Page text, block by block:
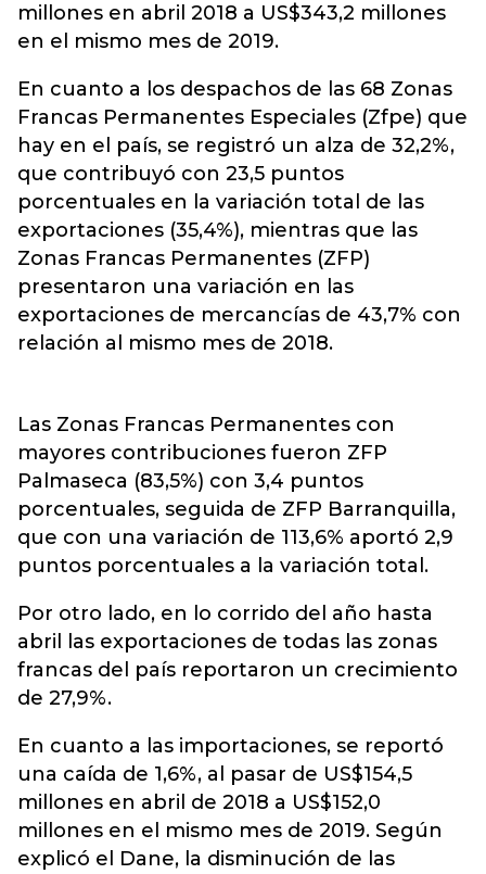
millones en abril 2018 a US$343,2 millones
en el mismo mes de 2019.
En cuanto a los despachos de las 68 Zonas
Francas Permanentes Especiales (Zfpe) que
hay en el país, se registró un alza de 32,2%,
que contribuyó con 23,5 puntos
porcentuales en la variación total de las
exportaciones (35,4%), mientras que las
Zonas Francas Permanentes (ZFP)
presentaron una variación en las
exportaciones de mercancías de 43,7% con
relación al mismo mes de 2018.
Las Zonas Francas Permanentes con
mayores contribuciones fueron ZFP
Palmaseca (83,5%) con 3,4 puntos
porcentuales, seguida de ZFP Barranquilla,
que con una variación de 113,6% aportó 2,9
puntos porcentuales a la variación total.
Por otro lado, en lo corrido del año hasta
abril las exportaciones de todas las zonas
francas del país reportaron un crecimiento
de 27,9%.
En cuanto a las importaciones, se reportó
una caída de 1,6%, al pasar de US$154,5
millones en abril de 2018 a US$152,0
millones en el mismo mes de 2019. Según
explicó el Dane, la disminución de las